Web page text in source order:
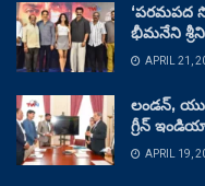
‘పరమపద
భీమనేని
APRIL 21,
లండన్,
గ్రీన్
APRIL 19,